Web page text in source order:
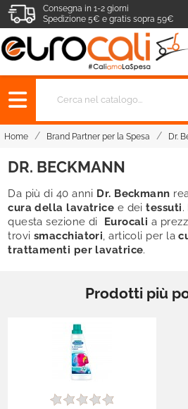
Consegna in 1-2 giorni
Spedizione 5€ e gratis sopra 59€
Home Brand Partner per la Spesa Dr.
DR. BECKMANN
Da più di 40 anni Dr. Beckmann
cura della lavatrice e deitessuti
questa sezione di Eurocali a
trovi smacchiatori, articoli per la
trattamenti per lavatrice.
Prodotti più